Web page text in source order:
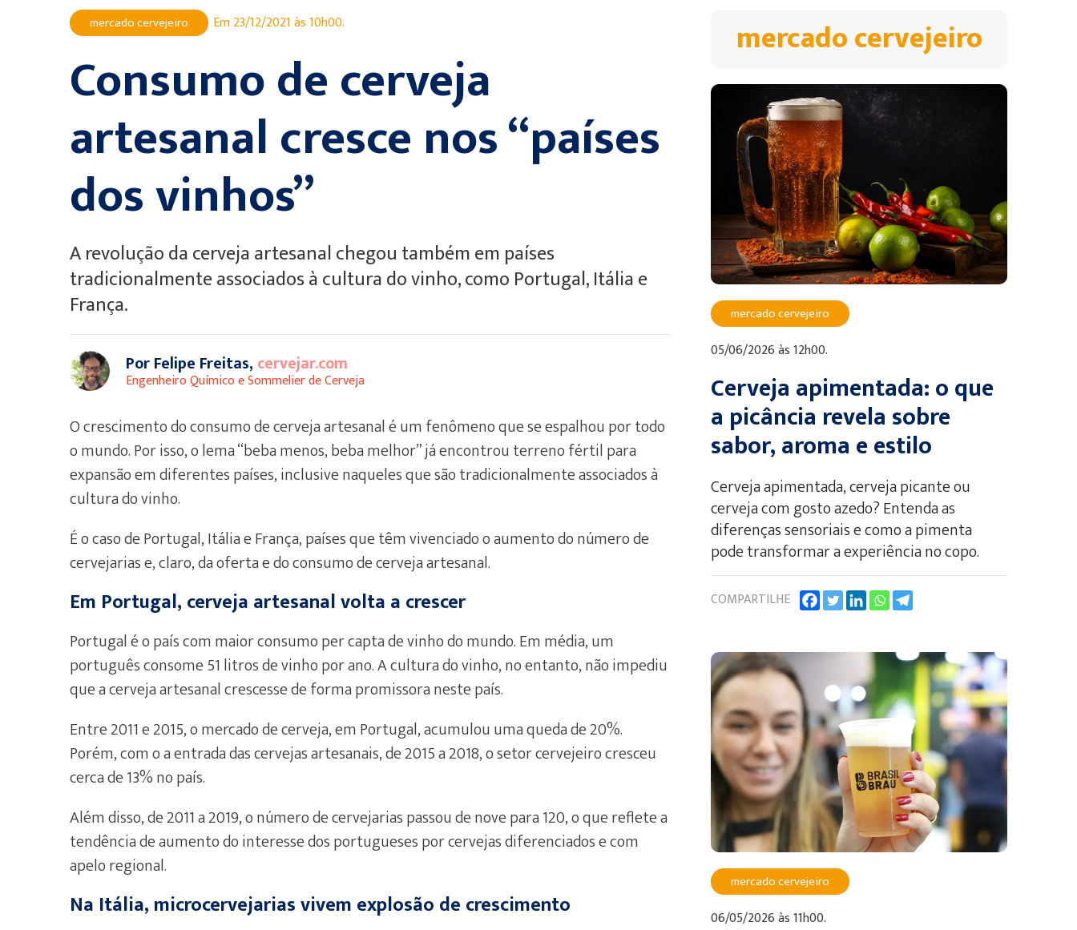
mercado cervejeiro Em 23/12/2021 às 10h00.
Consumo de cerveja
artesanal cresce nos “países
dos vinhos”
A revolução da cerveja artesanal chegou também em países
tradicionalmente associados à cultura do vinho, como Portugal, Itália e
França.
Por Felipe Freitas, cervejar.com
Engenheiro Químico e Sommelier de Cerveja
O crescimento do consumo de cerveja artesanal é um fenômeno que se espalhou por todo
o mundo. Por isso, o lema “beba menos, beba melhor” já encontrou terreno fértil para
expansão em diferentes países, inclusive naqueles que são tradicionalmente associados à
cultura do vinho.
É o caso de Portugal, Itália e França, países que têm vivenciado o aumento do número de
cervejarias e, claro, da oferta e do consumo de cerveja artesanal.
Em Portugal, cerveja artesanal volta a crescer
Portugal é o país com maior consumo per capta de vinho do mundo. Em média, um
português consome 51 litros de vinho por ano. A cultura do vinho, no entanto, não impediu
que a cerveja artesanal crescesse de forma promissora neste país.
Entre 2011 e 2015, o mercado de cerveja, em Portugal, acumulou uma queda de 20%.
Porém, com o a entrada das cervejas artesanais, de 2015 a 2018, o setor cervejeiro cresceu
cerca de 13% no país.
Além disso, de 2011 a 2019, o número de cervejarias passou de nove para 120, o que reflete a
tendência de aumento do interesse dos portugueses por cervejas diferenciados e com
apelo regional.
Na Itália, microcervejarias vivem explosão de crescimento
mercado cervejeiro
mercado cervejeiro
05/06/2026 às 12h00.
Cerveja apimentada: o que
a picância revela sobre
sabor, aroma e estilo
Cerveja apimentada, cerveja picante ou
cerveja com gosto azedo? Entenda as
diferenças sensoriais e como a pimenta
pode transformar a experiência no copo.
COMPARTILHE
mercado cervejeiro
06/05/2026 às 11h00.